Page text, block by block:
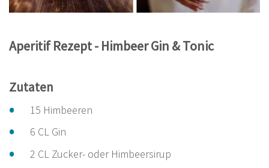
Aperitif Rezept - Himbeer Gin & Tonic
Zutaten
15 Himbeeren
6 CL Gin
2 CL Zucker- oder Himbeersirup